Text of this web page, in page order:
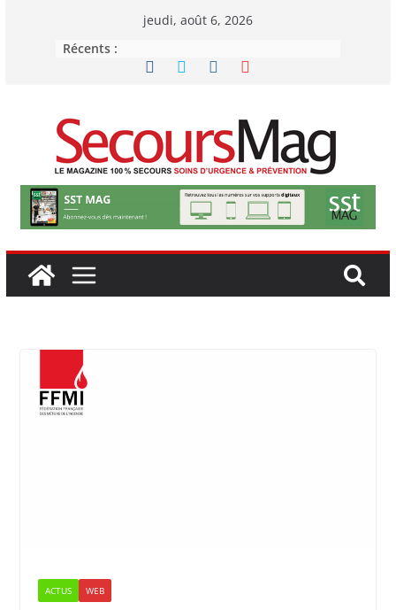
jeudi, août 6, 2026
Récents :
ACTUS WEB